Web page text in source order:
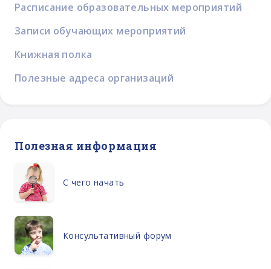
Расписание образовательных мероприятий
Записи обучающих мероприятий
Книжная полка
Полезные адреса организаций
Полезная информация
С чего начать
Консультативный форум